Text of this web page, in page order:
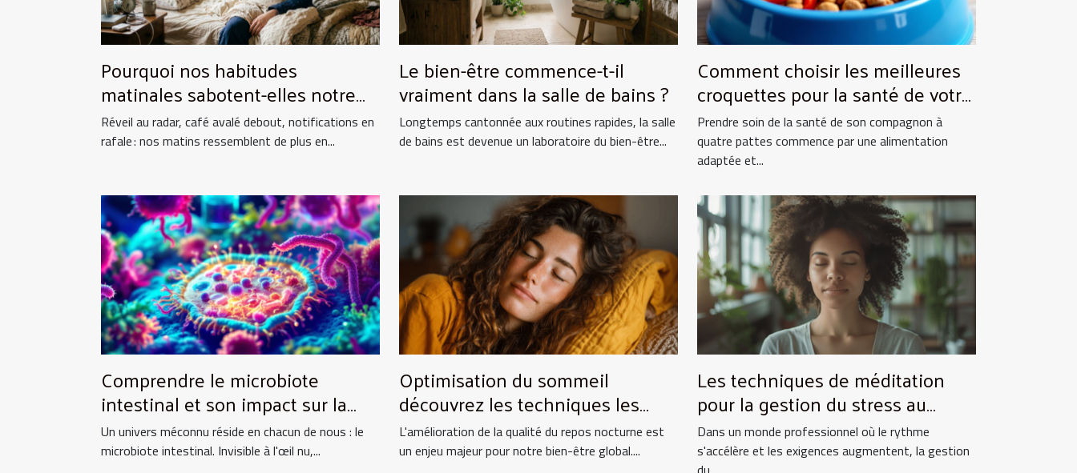
Pourquoi nos habitudes
matinales sabotent-elles notre
énergie ?
Réveil au radar, café avalé debout, notifications en
rafale : nos matins ressemblent de plus en...
Le bien-être commence-t-il
vraiment dans la salle de bains ?
Longtemps cantonnée aux routines rapides, la salle
de bains est devenue un laboratoire du bien-être...
Comment choisir les meilleures
croquettes pour la santé de votre
animal ?
Prendre soin de la santé de son compagnon à
quatre pattes commence par une alimentation
adaptée et...
Comprendre le microbiote
intestinal et son impact sur la
santé globale
Un univers méconnu réside en chacun de nous : le
microbiote intestinal. Invisible à l'œil nu,...
Optimisation du sommeil
découvrez les techniques les
plus efficaces pour améliorer la
qualité du repos nocturne
L'amélioration de la qualité du repos nocturne est
un enjeu majeur pour notre bien-être global....
Les techniques de méditation
pour la gestion du stress au
travail
Dans un monde professionnel où le rythme
s'accélère et les exigences augmentent, la gestion